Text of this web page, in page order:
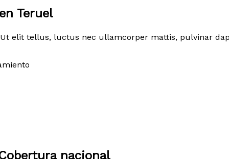
Teruel
elit tellus, luctus nec ullamcorper mattis, pulvinar
nacional